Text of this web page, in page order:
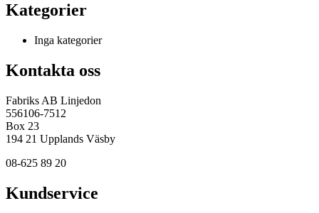
Kategorier
Inga kategorier
Kontakta oss
Fabriks AB Linjedon
556106-7512
Box 23
194 21 Upplands Väsby
08-625 89 20
Kundservice